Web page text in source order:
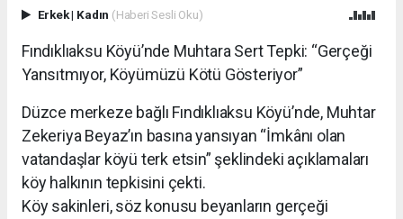
Erkek| Kadın (Haberi Sesli Oku)
Fındıklıaksu Köyü’nde Muhtara Sert Tepki: “Gerçeği
Yansıtmıyor, Köyümüzü Kötü Gösteriyor”
Düzce merkeze bağlı Fındıklıaksu Köyü’nde, Muhtar
Zekeriya Beyaz’ın basına yansıyan “İmkânı olan
vatandaşlar köyü terk etsin” şeklindeki açıklamaları
köy halkının tepkisini çekti.
Köy sakinleri, söz konusu beyanların gerçeği